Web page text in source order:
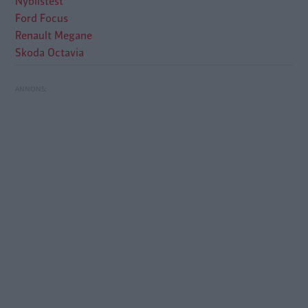
Ford Focus
Renault Megane
Skoda Octavia